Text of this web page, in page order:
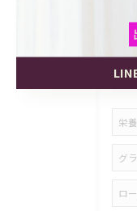
栄養
グ
ロ